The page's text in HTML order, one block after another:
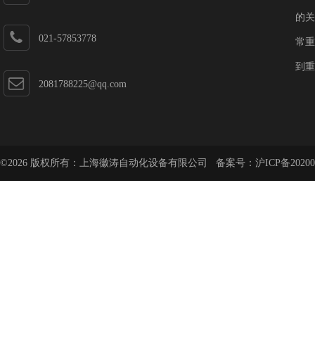
021-57853778
2081788225@qq.com
的
常
到
©2026 版权所有：上海徽涛自动化设备有限公司 备案号： 沪ICP备